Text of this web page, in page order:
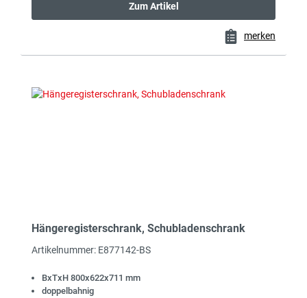
Zum Artikel
merken
Hängeregisterschrank, Schubladenschrank
Artikelnummer: E877142-BS
BxTxH 800x622x711 mm
doppelbahnig